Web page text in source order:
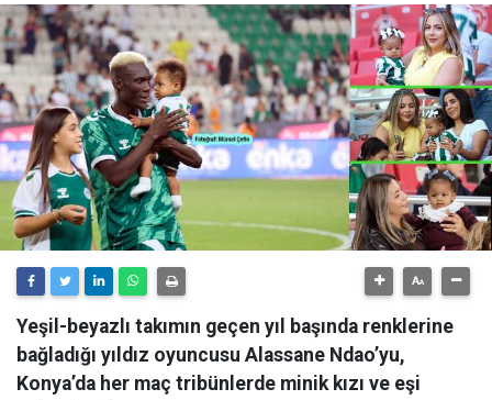
Yeşil-beyazlı takımın geçen yıl başında renklerine
bağladığı yıldız oyuncusu Alassane Ndao’yu,
Konya’da her maç tribünlerde minik kızı ve eşi